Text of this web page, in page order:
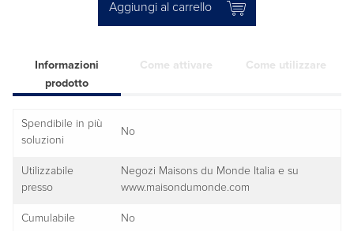
Aggiungi al carrello
Informazioni
prodotto
Come attivare Come utilizzare
Spendibile in più
soluzioni
No
Utilizzabile
presso
Negozi Maisons du Monde Italia e su
www.maisondumonde.com
Cumulabile No